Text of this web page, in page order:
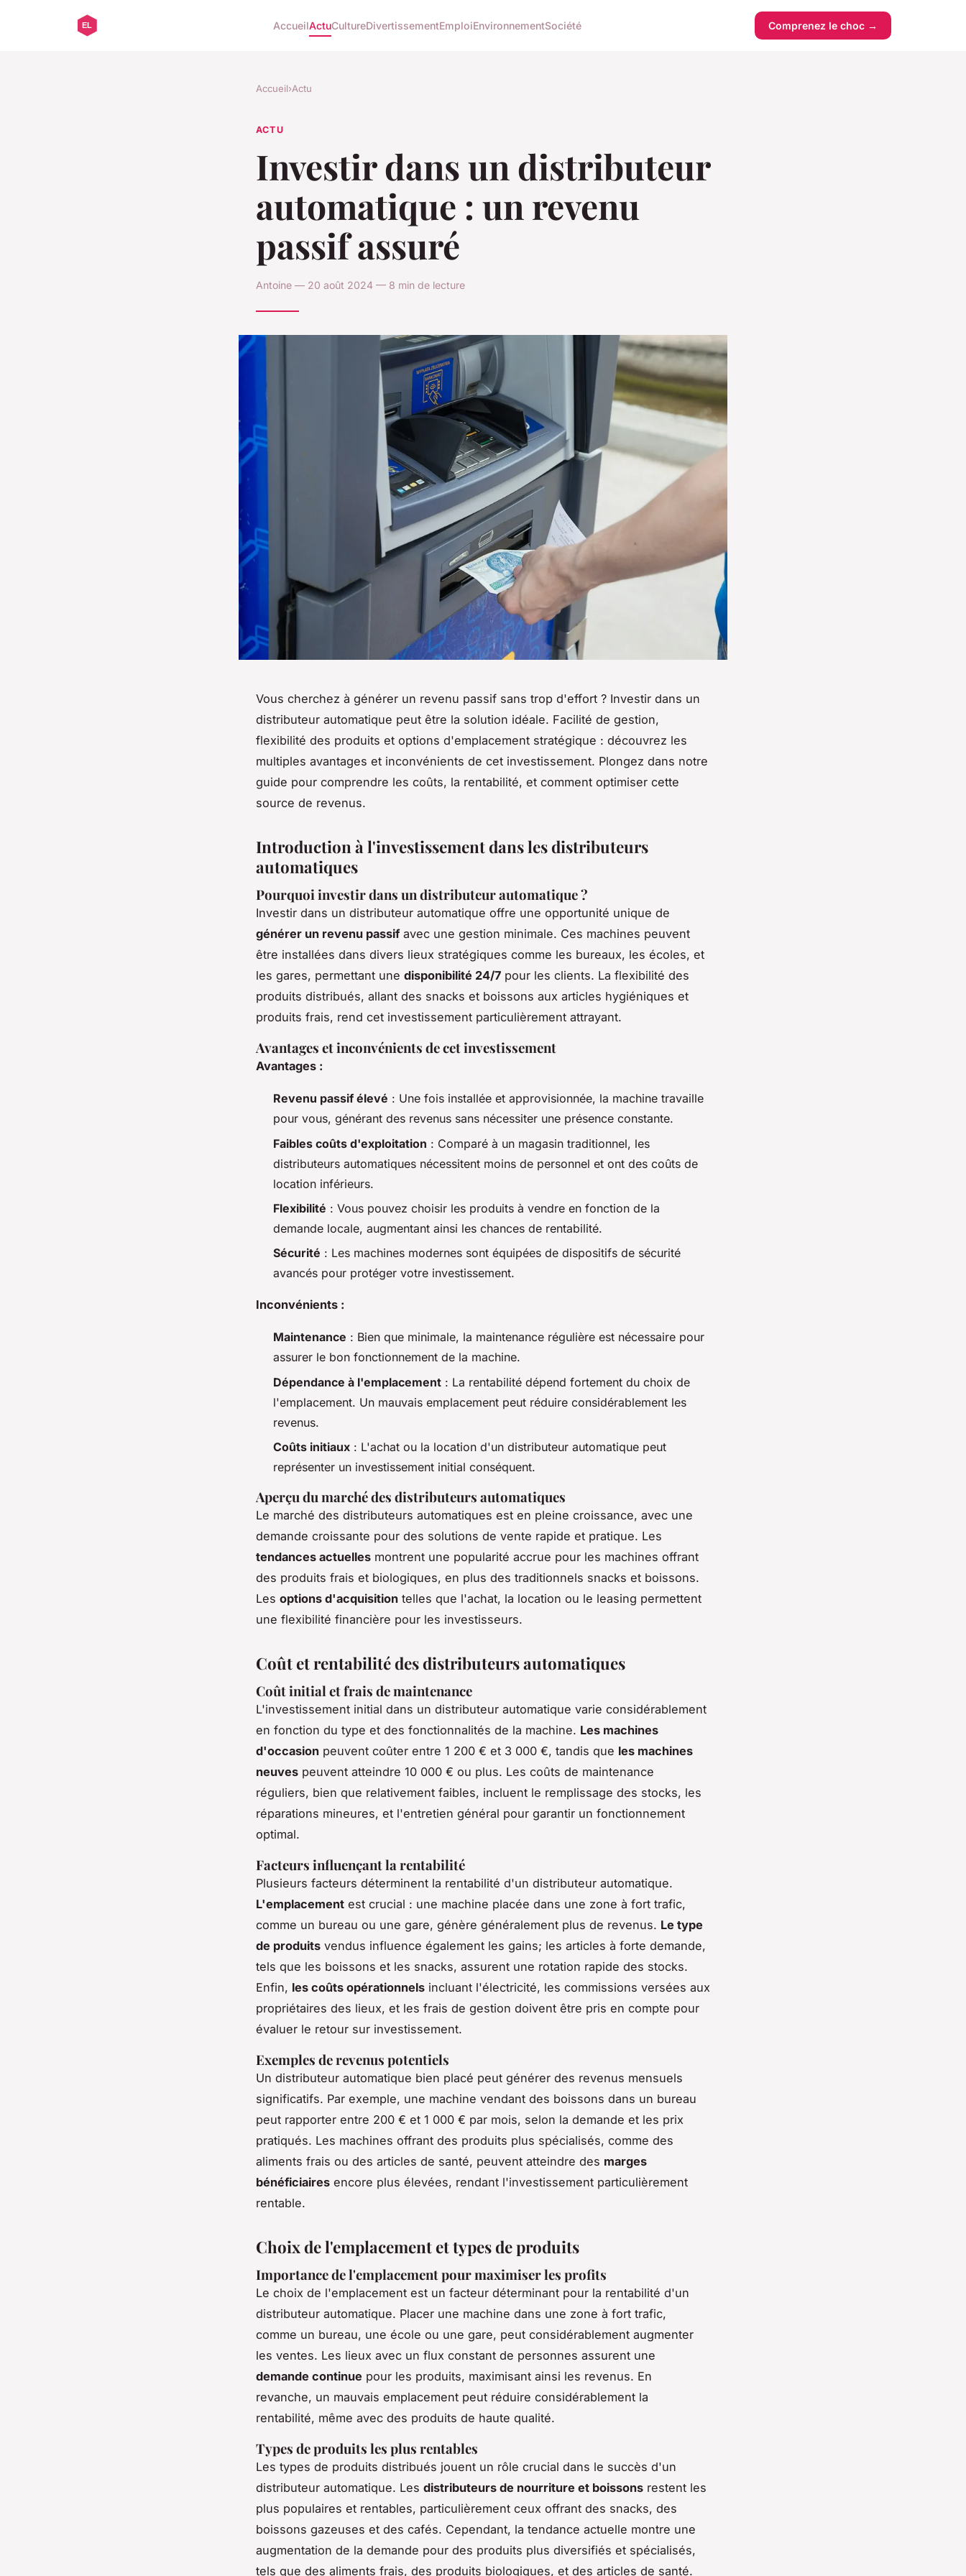
AccueilActuCultureDivertissementEmploiEnvironnementSociété Comprenez le choc →
Accueil›Actu
ACTU
Investir dans un distributeur
automatique : un revenu
passif assuré
Antoine — 20 août 2024 — 8 min de lecture
Vous cherchez à générer un revenu passif sans trop d'effort ? Investir dans un
distributeur automatique peut être la solution idéale. Facilité de gestion,
flexibilité des produits et options d'emplacement stratégique : découvrez les
multiples avantages et inconvénients de cet investissement. Plongez dans notre
guide pour comprendre les coûts, la rentabilité, et comment optimiser cette
source de revenus.
Introduction à l'investissement dans les distributeurs
automatiques
Pourquoi investir dans un distributeur automatique ?
Investir dans un distributeur automatique offre une opportunité unique de
générer un revenu passifavec une gestion minimale. Ces machines peuvent
être installées dans divers lieux stratégiques comme les bureaux, les écoles, et
les gares, permettant une disponibilité 24/7 pour les clients. La flexibilité des
produits distribués, allant des snacks et boissons aux articles hygiéniques et
produits frais, rend cet investissement particulièrement attrayant.
Avantages et inconvénients de cet investissement
Avantages :
Revenu passif élevé : Une fois installée et approvisionnée, la machine travaille
pour vous, générant des revenus sans nécessiter une présence constante.
Faibles coûts d'exploitation : Comparé à un magasin traditionnel, les
distributeurs automatiques nécessitent moins de personnel et ont des coûts de
location inférieurs.
Flexibilité : Vous pouvez choisir les produits à vendre en fonction de la
demande locale, augmentant ainsi les chances de rentabilité.
Sécurité : Les machines modernes sont équipées de dispositifs de sécurité
avancés pour protéger votre investissement.
Inconvénients :
Maintenance : Bien que minimale, la maintenance régulière est nécessaire pour
assurer le bon fonctionnement de la machine.
Dépendance à l'emplacement : La rentabilité dépend fortement du choix de
l'emplacement. Un mauvais emplacement peut réduire considérablement les
revenus.
Coûts initiaux : L'achat ou la location d'un distributeur automatique peut
représenter un investissement initial conséquent.
Aperçu du marché des distributeurs automatiques
Le marché des distributeurs automatiques est en pleine croissance, avec une
demande croissante pour des solutions de vente rapide et pratique. Les
tendances actuelles montrent une popularité accrue pour les machines offrant
des produits frais et biologiques, en plus des traditionnels snacks et boissons.
Les options d'acquisition telles que l'achat, la location ou le leasing permettent
une flexibilité financière pour les investisseurs.
Coût et rentabilité des distributeurs automatiques
Coût initial et frais de maintenance
L'investissement initial dans un distributeur automatique varie considérablement
en fonction du type et des fonctionnalités de la machine. Les machines
d'occasion peuvent coûter entre 1 200 € et 3 000 €, tandis que les machines
neuves peuvent atteindre 10 000 € ou plus. Les coûts de maintenance
réguliers, bien que relativement faibles, incluent le remplissage des stocks, les
réparations mineures, et l'entretien général pour garantir un fonctionnement
optimal.
Facteurs influençant la rentabilité
Plusieurs facteurs déterminent la rentabilité d'un distributeur automatique.
L'emplacement est crucial : une machine placée dans une zone à fort trafic,
comme un bureau ou une gare, génère généralement plus de revenus. Le type
de produits vendus influence également les gains; les articles à forte demande,
tels que les boissons et les snacks, assurent une rotation rapide des stocks.
Enfin, les coûts opérationnels incluant l'électricité, les commissions versées aux
propriétaires des lieux, et les frais de gestion doivent être pris en compte pour
évaluer le retour sur investissement.
Exemples de revenus potentiels
Un distributeur automatique bien placé peut générer des revenus mensuels
significatifs. Par exemple, une machine vendant des boissons dans un bureau
peut rapporter entre 200 € et 1 000 € par mois, selon la demande et les prix
pratiqués. Les machines offrant des produits plus spécialisés, comme des
aliments frais ou des articles de santé, peuvent atteindre des marges
bénéficiaires encore plus élevées, rendant l'investissement particulièrement
rentable.
Choix de l'emplacement et types de produits
Importance de l'emplacement pour maximiser les profits
Le choix de l'emplacement est un facteur déterminant pour la rentabilité d'un
distributeur automatique. Placer une machine dans une zone à fort trafic,
comme un bureau, une école ou une gare, peut considérablement augmenter
les ventes. Les lieux avec un flux constant de personnes assurent une
demande continue pour les produits, maximisant ainsi les revenus. En
revanche, un mauvais emplacement peut réduire considérablement la
rentabilité, même avec des produits de haute qualité.
Types de produits les plus rentables
Les types de produits distribués jouent un rôle crucial dans le succès d'un
distributeur automatique. Les distributeurs de nourriture et boissons restent les
plus populaires et rentables, particulièrement ceux offrant des snacks, des
boissons gazeuses et des cafés. Cependant, la tendance actuelle montre une
augmentation de la demande pour des produits plus diversifiés et spécialisés,
tels que des aliments frais, des produits biologiques, et des articles de santé.